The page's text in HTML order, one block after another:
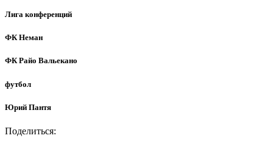
Лига конференций
ФК Неман
ФК Райо Вальекано
футбол
Юрий Пантя
Поделиться: